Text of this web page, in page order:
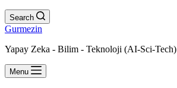
Search
Gurmezin
Yapay Zeka - Bilim - Teknoloji (AI-Sci-Tech)
Menu